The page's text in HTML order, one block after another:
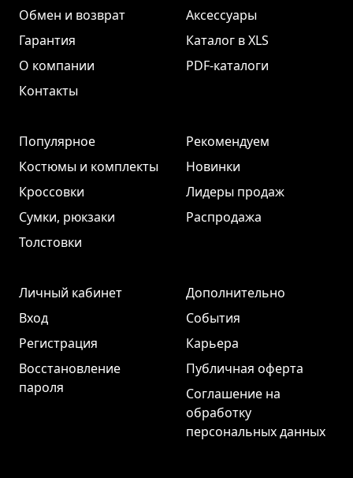
Обмен и возврат
Гарантия
О компании
Контакты
Аксессуары
Каталог в XLS
PDF-каталоги
Популярное
Костюмы и комплекты
Кроссовки
Сумки, рюкзаки
Толстовки
Рекомендуем
Новинки
Лидеры продаж
Распродажа
Личный кабинет
Вход
Регистрация
Восстановление
пароля
Дополнительно
События
Карьера
Публичная оферта
Соглашение на
обработку
персональных данных